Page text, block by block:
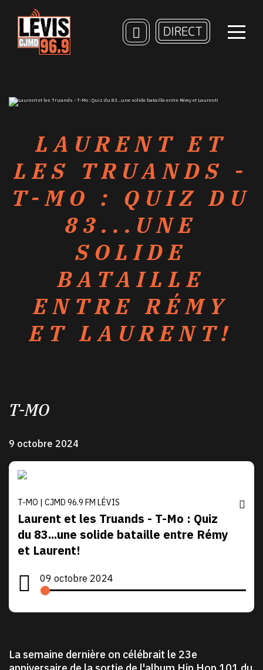
LAURENT ET
LES TRUANDS -
T-MO : QUIZ DU
83...UNE
SOLIDE
BATAILLE
ENTRE RÉMY
ET LAURENT!
T-MO
9 octobre 2024
T-MO | CJMD 96.9 FM LÉVIS
Laurent et les Truands - T-Mo : Quiz
du 83...une solide bataille entre Rémy
et Laurent!
09 octobre 2024
La semaine dernière on célébrait le 23e